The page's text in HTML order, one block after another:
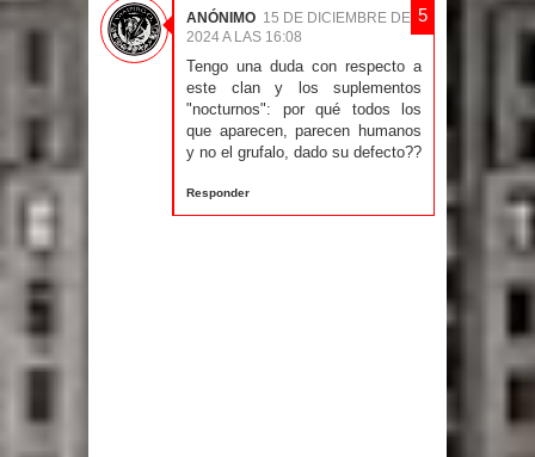
ANÓNIMO 15 DE DICIEMBRE DE
2024 A LAS 16:08
Tengo una duda con respecto a
este clan y los suplementos
"nocturnos": por qué todos los
que aparecen, parecen humanos
y no el grufalo, dado su defecto??
Responder